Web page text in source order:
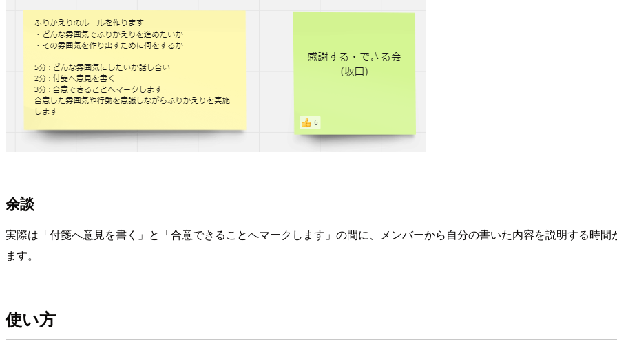
余談
実際は「付箋へ意見を書く」と「合意できることへマークします」の間に、メンバーから自分の書いた内容を説明する時
ます。
使い方